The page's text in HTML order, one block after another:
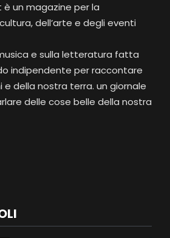
un magazine per la
dell’arte e degli eventi
e sulla letteratura fatta
indipendente per raccontare
e della nostra terra. un giornale
delle cose belle della nostra